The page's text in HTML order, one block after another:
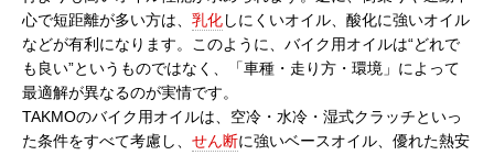
心で短距離が多い方は、 乳化しにくいオイル、酸化に強いオイル
などが有利になります。このように、バイク用オイルは“どれで
も良い”というものではなく、「車種・走り方・環境」によって
最適解が異なるのが実情です。
TAKMOのバイク用オイルは、空冷・水冷・湿式クラッチといっ
た条件をすべて考慮し、 せん断に強いベースオイル、優れた熱安